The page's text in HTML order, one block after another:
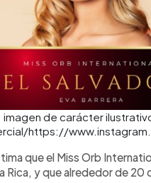
imagen de carácter
https://
que el Miss Orb
Rica, y que alrededor de 20